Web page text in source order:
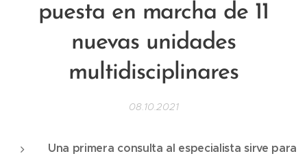
puesta en marcha de 11
nuevas unidades
multidisciplinares
08.10.2021
Una primera consulta al especialista sirve para